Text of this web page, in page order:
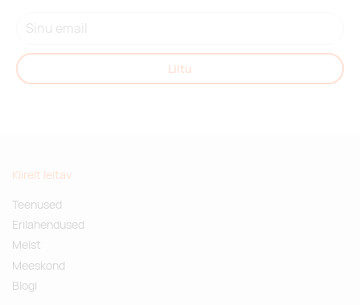
Liitu
Kiirelt leitav
Teenused
Erilahendused
Meist
Meeskond
Blogi